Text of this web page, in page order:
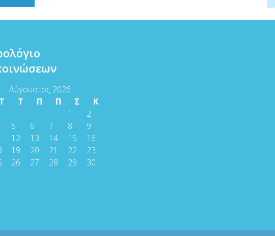
Αύγουστος 2026
Τ Τ Π Π Σ
Κ
1
2
5 6 7 8
9
12 13 14 15
16
19 20 21 22
23
26 27 28 29
30